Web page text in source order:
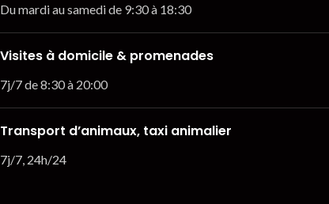
Du mardi au samedi de 9:30 à 18:30
Visites à domicile & promenades
7j/7 de 8:30 à 20:00
Transport d’animaux, taxi animalier
7j/7, 24h/24